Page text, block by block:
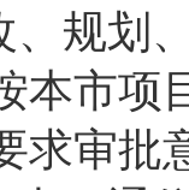
、规划
本市项
求审批